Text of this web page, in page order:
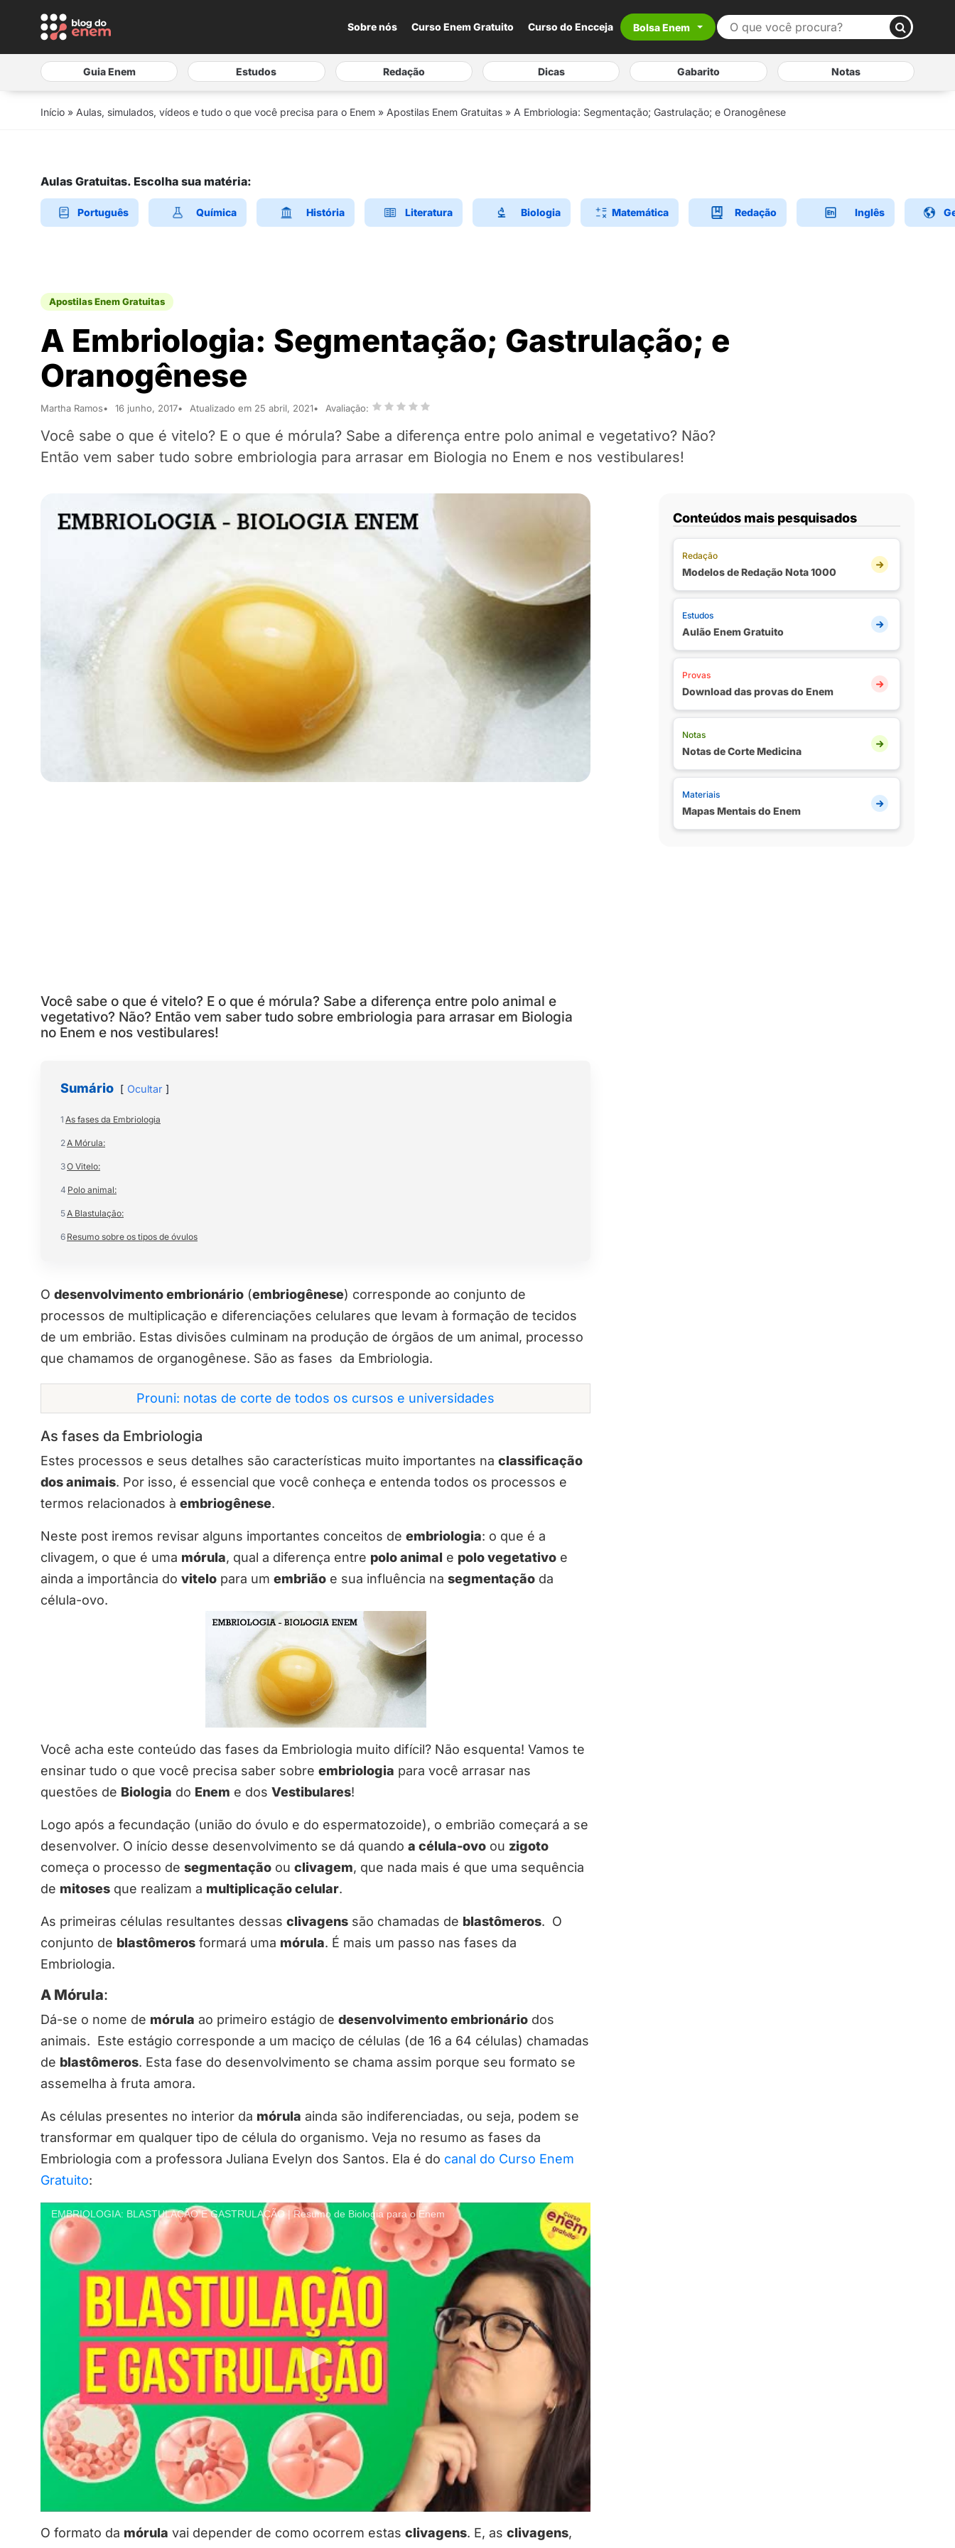
Sobre nós Curso Enem Gratuito Curso do Encceja Bolsa Enem
Guia Enem Estudos Redação Dicas Gabarito Notas
Início » Aulas, simulados, vídeos e tudo o que você precisa para o Enem » Apostilas Enem Gratuitas » A Embriologia: Segmentação; Gastrulação; e Oranogênese
Aulas Gratuitas. Escolha sua matéria:
Português Química História Literatura Biologia Matemática Redação Inglês
Apostilas Enem Gratuitas
A Embriologia: Segmentação; Gastrulação; e
Oranogênese
Martha Ramos 16 junho, 2017 Atualizado em 25 abril, 2021 Avaliação:
Você sabe o que é vitelo? E o que é mórula? Sabe a diferença entre polo animal e vegetativo? Não?
Então vem saber tudo sobre embriologia para arrasar em Biologia no Enem e nos vestibulares!
Você sabe o que é vitelo? E o que é mórula? Sabe a diferença entre polo animal e
vegetativo? Não? Então vem saber tudo sobre embriologia para arrasar em Biologia
no Enem e nos vestibulares!
Sumário Ocultar
1 As fases da Embriologia
2A Mórula:
3O Vitelo:
4 Polo animal:
5A Blastulação:
6 Resumo sobre os tipos de óvulos
O desenvolvimento embrionário (embriogênese) corresponde ao conjunto de
processos de multiplicação e diferenciações celulares que levam à formação de tecidos
de um embrião. Estas divisões culminam na produção de órgãos de um animal, processo
que chamamos de organogênese. São as fases da Embriologia.
Prouni: notas de corte de todos os cursos e universidades
As fases da Embriologia
Estes processos e seus detalhes são características muito importantes na classificação
dos animais. Por isso, é essencial que você conheça e entenda todos os processos e
termos relacionados à embriogênese.
Neste post iremos revisar alguns importantes conceitos de embriologia: o que é a
clivagem, o que é uma mórula, qual a diferença entre polo animal e polo vegetativo e
ainda a importância do vitelo para um embrião e sua influência na segmentação da
célula-ovo.
Você acha este conteúdo das fases da Embriologia muito difícil? Não esquenta! Vamos te
ensinar tudo o que você precisa saber sobre embriologia para você arrasar nas
questões de Biologia do Enem e dos Vestibulares!
Logo após a fecundação (união do óvulo e do espermatozoide), o embrião começará a se
desenvolver. O início desse desenvolvimento se dá quando a célula-ovo ou zigoto
começa o processo de segmentação ou clivagem, que nada mais é que uma sequência
de mitoses que realizam a multiplicação celular.
As primeiras células resultantes dessas clivagens são chamadas de blastômeros. O
conjunto de blastômeros formará uma mórula. É mais um passo nas fases da
Embriologia.
A Mórula:
Dá-se o nome de mórula ao primeiro estágio de desenvolvimento embrionário dos
animais. Este estágio corresponde a um maciço de células (de 16 a 64 células) chamadas
de blastômeros. Esta fase do desenvolvimento se chama assim porque seu formato se
assemelha à fruta amora.
As células presentes no interior da mórula ainda são indiferenciadas, ou seja, podem se
transformar em qualquer tipo de célula do organismo. Veja no resumo as fases da
Embriologia com a professora Juliana Evelyn dos Santos. Ela é do canal do Curso Enem
Gratuito:
EMBRIOLOGIA: BLASTULAÇÃO E GASTRULAÇÃO | Resumo de Biologia para o Enem
O formato da mórula vai depender de como ocorrem estas clivagens. E, as clivagens,
Conteúdos mais pesquisados
Redação
Modelos de Redação Nota 1000
Estudos
Aulão Enem Gratuito
Provas
Download das provas do Enem
Notas
Notas de Corte Medicina
Materiais
Mapas Mentais do Enem